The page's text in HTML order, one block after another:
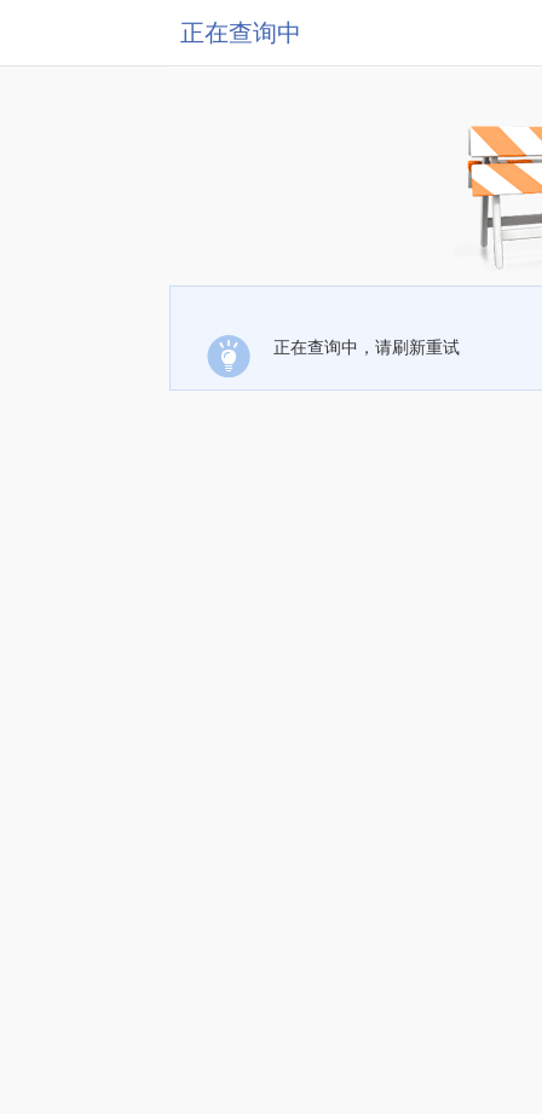
正在查询中
正在查询中，请刷新重试